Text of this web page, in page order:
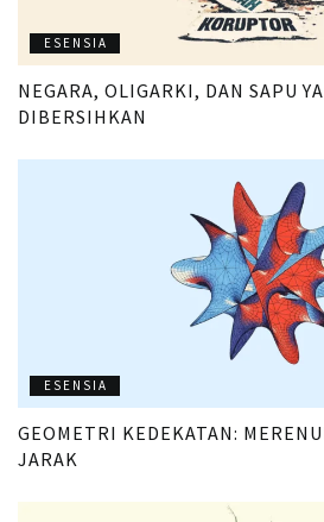
ESENSIA
NEGARA, OLIGARKI, DAN SAPU
DIBERSIHKAN
ESENSIA
GEOMETRI KEDEKATAN:
JARAK